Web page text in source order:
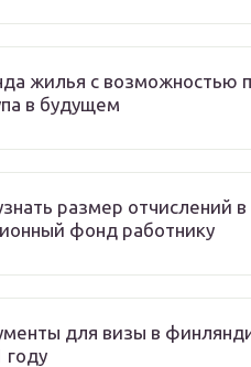
жилья с возможностью
в будущем
размер отчислений в
фонд работнику
для визы в
году